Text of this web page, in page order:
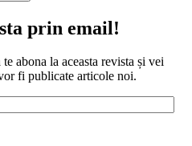
prin email!
abona la aceasta revista și vei
fi publicate articole noi.